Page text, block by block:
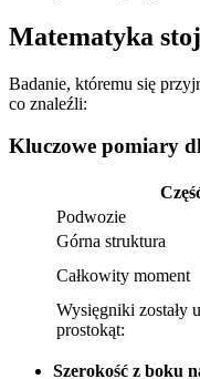
Matematyka
Badanie, któremu się
co znaleźli:
Kluczowe pomiary
Podwozie
Górna struktura
Całkowity moment
Wysięgniki zostały
prostokąt:
Szerokość z boku